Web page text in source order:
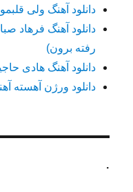
دانلود آهنگ ولی
دانلود آهنگ فرهاد
رفته برون)
دانلود آهنگ هادی
دانلود ورژن آهسته
.